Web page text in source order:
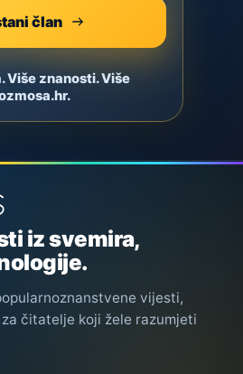
član
Više znanosti. Više
iz svemira,
vijesti,
čitatelje koji žele razumjeti